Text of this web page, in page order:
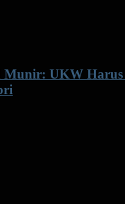
UKW Harus